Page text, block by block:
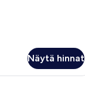
Näytä hinnat